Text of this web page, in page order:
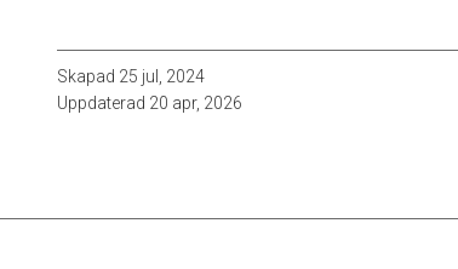
Skapad 25 jul, 2024
Uppdaterad 20 apr, 2026